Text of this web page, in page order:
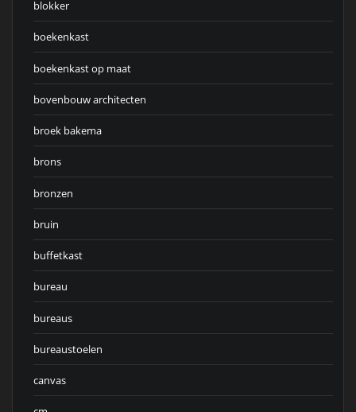
blokker
boekenkast
boekenkast op maat
bovenbouw architecten
broek bakema
brons
bronzen
bruin
buffetkast
bureau
bureaus
bureaustoelen
canvas